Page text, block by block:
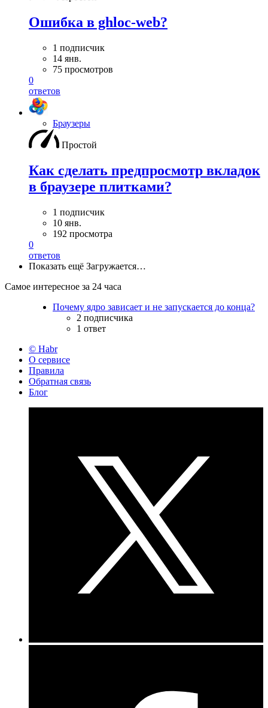
Ошибка в ghloc-web?
1 подписчик
14 янв.
75 просмотров
0
ответов
Браузеры
Простой
Как сделать предпросмотр вкладок
в браузере плитками?
1 подписчик
10 янв.
192 просмотра
0
ответов
Показать ещё Загружается…
Самое интересное за 24 часа
Почему ядро зависает и не запускается до конца?
2 подписчика
1 ответ
© Habr
О сервисе
Правила
Обратная связь
Блог